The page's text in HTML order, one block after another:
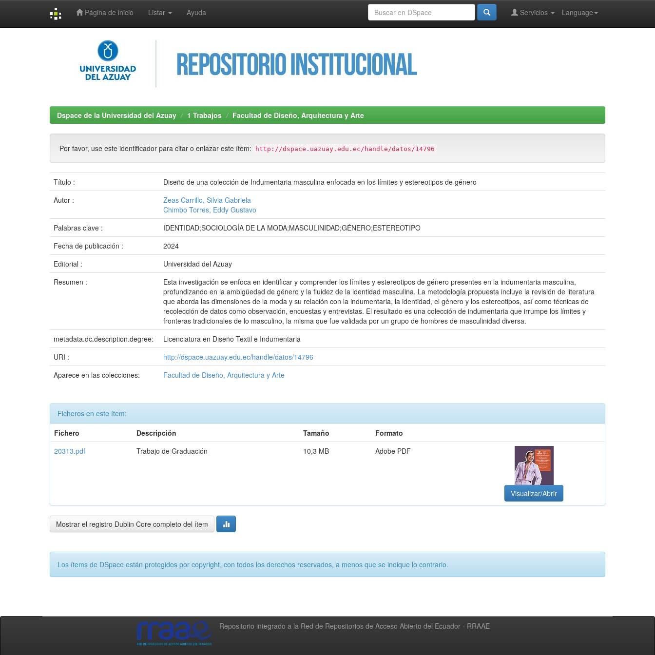
Página de inicio Listar Ayuda Language
Servicios
Dspace de la Universidad del Azuay 1 Trabajos Facultad de Diseño, Arquitectura y Arte
Por favor, use este identificador para citar o enlazar este ítem: http://dspace.uazuay.edu.ec/handle/datos/14796
Título :
Diseño de una colección de Indumentaria masculina enfocada en los límites y estereotipos de género
Autor :
Zeas Carrillo, Silvia Gabriela
Chimbo Torres, Eddy Gustavo
Palabras clave :
IDENTIDAD;SOCIOLOGÍA DE LA MODA;MASCULINIDAD;GÉNERO;ESTEREOTIPO
Fecha de publicación :
2024
Editorial :
Universidad del Azuay
Resumen :
Esta investigación se enfoca en identificar y comprender los límites y estereotipos de género presentes en la indumentaria masculina,
profundizando en la ambigüedad de género y la fluidez de la identidad masculina. La metodología propuesta incluye la revisión de literatura
que aborda las dimensiones de la moda y su relación con la indumentaria, la identidad, el género y los estereotipos, así como técnicas de
recolección de datos como observación, encuestas y entrevistas. El resultado es una colección de indumentaria que irrumpe los límites y
fronteras tradicionales de lo masculino, la misma que fue validada por un grupo de hombres de masculinidad diversa.
metadata.dc.description.degree:
Licenciatura en Diseño Textil e Indumentaria
URI :
http://dspace.uazuay.edu.ec/handle/datos/14796
Aparece en las colecciones:
Facultad de Diseño, Arquitectura y Arte
Ficheros en este ítem:
Fichero
Descripción Tamaño
Formato
20313.pdf
Trabajo de Graduación 10,3 MB Adobe PDF
Visualizar/Abrir
Mostrar el registro Dublin Core completo del ítem
Los ítems de DSpace están protegidos por copyright, con todos los derechos reservados, a menos que se indique lo contrario.
Repositorio integrado a la Red de Repositorios de Acceso Abierto del Ecuador - RRAAE